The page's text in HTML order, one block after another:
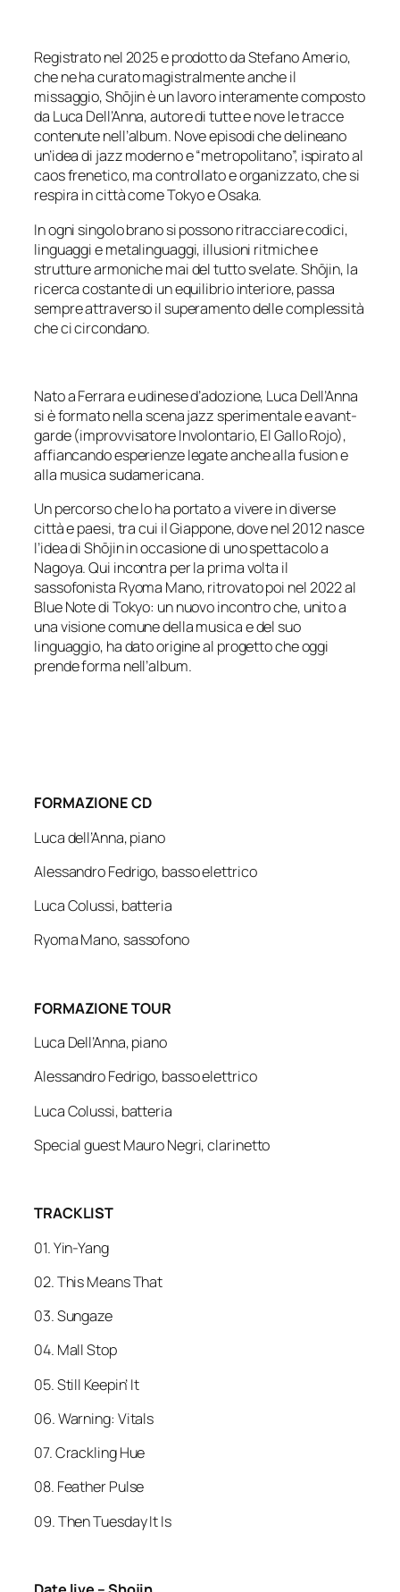
Registrato nel 2025 e prodotto da Stefano Amerio,
che ne ha curato magistralmente anche il
missaggio,Shōjinè un lavoro interamente composto
da Luca Dell’Anna, autore di tutte e nove le tracce
contenute nell’album. Nove episodi che delineano
un’idea di jazz moderno e “metropolitano”, ispirato al
caos frenetico, ma controllato e organizzato, che si
respira in città come Tokyo e Osaka.
In ogni singolo brano si possono ritracciare codici,
linguaggi e metalinguaggi, illusioni ritmiche e
strutture armoniche mai del tutto svelate.Shōjin, la
ricerca costante di un equilibrio interiore, passa
sempre attraverso il superamento delle complessità
che ci circondano.
Nato a Ferrara e udinese d’adozione, Luca Dell’Anna
si è formato nella scena jazz sperimentale e avant-
garde (improvvisatore Involontario, El Gallo Rojo),
affiancando esperienze legate anche alla fusion e
alla musica sudamericana.
Un percorso che lo ha portato a vivere in diverse
città e paesi, tra cui il Giappone, dove nel 2012 nasce
l’idea diShōjinin occasione di uno spettacolo a
Nagoya. Qui incontra per la prima volta il
sassofonista Ryoma Mano, ritrovato poi nel 2022 al
Blue Note di Tokyo: un nuovo incontro che, unito a
una visione comune della musica e del suo
linguaggio, ha dato origine al progetto che oggi
prende forma nell’album.
FORMAZIONE CD
Luca dell’Anna,piano
Alessandro Fedrigo, basso elettrico
Luca Colussi, batteria
Ryoma Mano, sassofono
FORMAZIONE TOUR
Luca Dell’Anna,piano
Alessandro Fedrigo, basso elettrico
Luca Colussi, batteria
Special guest Mauro Negri,clarinetto
TRACKLIST
01. Yin-Yang
02. This Means That
03. Sungaze
04. Mall Stop
05. Still Keepin’ It
06. Warning: Vitals
07. Crackling Hue
08. Feather Pulse
09. Then Tuesday It Is